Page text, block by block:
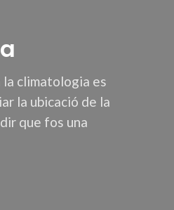
climatologia es
la ubicació de la
que fos una